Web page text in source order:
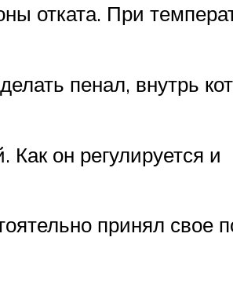
отката. При
пенал, внутрь
он регулируется и
принял свое